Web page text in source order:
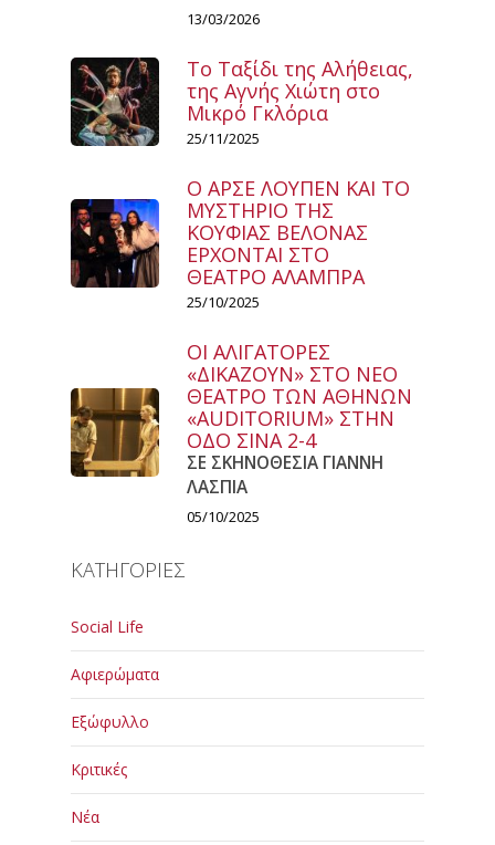
13/03/2026
Το Ταξίδι της Αλήθειας,
της Αγνής Χιώτη στο
Μικρό Γκλόρια
25/11/2025
Ο ΑΡΣΕ ΛΟΥΠΕΝ ΚΑΙ ΤΟ
ΜΥΣΤΗΡΙΟ ΤΗΣ
ΚΟΥΦΙΑΣ ΒΕΛΟΝΑΣ
ΕΡΧΟΝΤΑΙ ΣΤΟ
ΘΕΑΤΡΟ ΑΛΑΜΠΡΑ
25/10/2025
ΟΙ ΑΛΙΓΑΤΟΡΕΣ
«ΔΙΚΑΖΟΥΝ» ΣΤΟ ΝΕΟ
ΘΕΑΤΡΟ ΤΩΝ ΑΘΗΝΩΝ
«AUDITORIUM» ΣΤΗΝ
ΟΔΟ ΣΙΝΑ 2-4
ΣΕ ΣΚΗΝΟΘΕΣΙΑ ΓΙΑΝΝΗ
ΛΑΣΠΙΑ
05/10/2025
ΚΑΤΗΓΟΡΙΕΣ
Social Life
Αφιερώματα
Εξώφυλλο
Κριτικές
Νέα